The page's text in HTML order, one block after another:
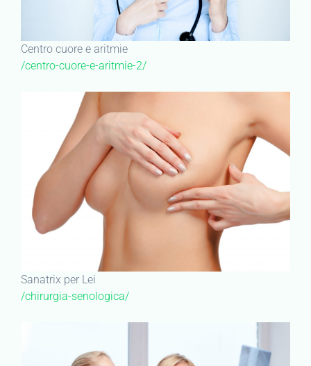
Centro cuore e aritmie
/centro-cuore-e-aritmie-2/
Sanatrix per Lei
/chirurgia-senologica/